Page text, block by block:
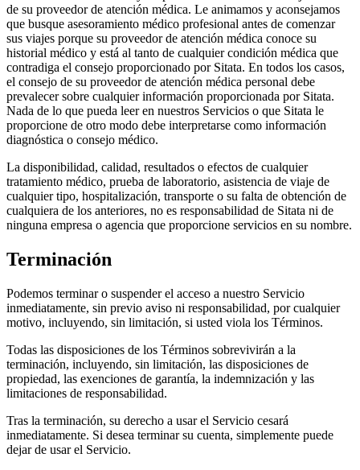
de su proveedor de atención médica. Le animamos y aconsejamos
que busque asesoramiento médico profesional antes de comenzar
sus viajes porque su proveedor de atención médica conoce su
historial médico y está al tanto de cualquier condición médica que
contradiga el consejo proporcionado por Sitata. En todos los casos,
el consejo de su proveedor de atención médica personal debe
prevalecer sobre cualquier información proporcionada por Sitata.
Nada de lo que pueda leer en nuestros Servicios o que Sitata le
proporcione de otro modo debe interpretarse como información
diagnóstica o consejo médico.
La disponibilidad, calidad, resultados o efectos de cualquier
tratamiento médico, prueba de laboratorio, asistencia de viaje de
cualquier tipo, hospitalización, transporte o su falta de obtención de
cualquiera de los anteriores, no es responsabilidad de Sitata ni de
ninguna empresa o agencia que proporcione servicios en su nombre.
Terminación
Podemos terminar o suspender el acceso a nuestro Servicio
inmediatamente, sin previo aviso ni responsabilidad, por cualquier
motivo, incluyendo, sin limitación, si usted viola los Términos.
Todas las disposiciones de los Términos sobrevivirán a la
terminación, incluyendo, sin limitación, las disposiciones de
propiedad, las exenciones de garantía, la indemnización y las
limitaciones de responsabilidad.
Tras la terminación, su derecho a usar el Servicio cesará
inmediatamente. Si desea terminar su cuenta, simplemente puede
dejar de usar el Servicio.